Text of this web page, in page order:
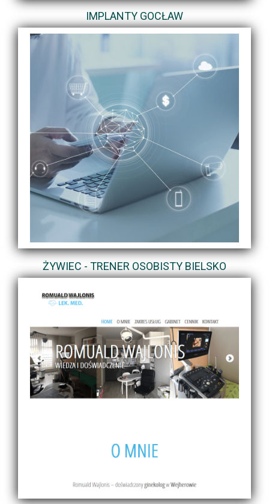
IMPLANTY GOCŁAW
ŻYWIEC - TRENER OSOBISTY BIELSKO